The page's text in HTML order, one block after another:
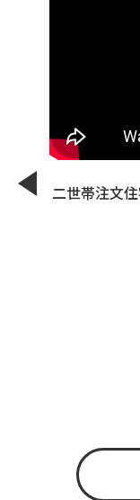
06
二世帯注文